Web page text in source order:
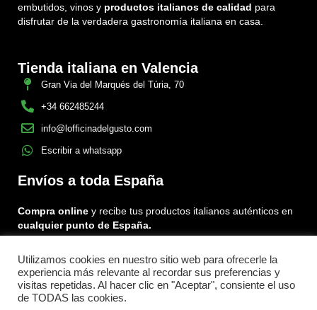
embutidos, vinos y productos italianos de calidad para
disfrutar de la verdadera gastronomía italiana en casa.
Tienda italiana en Valencia
Gran Via del Marqués del Túria, 70
+34 662485244
info@lofficinadelgusto.com
Escribir a whatsapp
Envíos a toda España
Compra online y recibe tus productos italianos auténticos en
cualquier punto de España.
Encuéntranos en:
FacebookInstagram
Tiktok
Utilizamos cookies en nuestro sitio web para ofrecerle la
experiencia más relevante al recordar sus preferencias y
visitas repetidas. Al hacer clic en "Aceptar", consiente el uso
de TODAS las cookies.